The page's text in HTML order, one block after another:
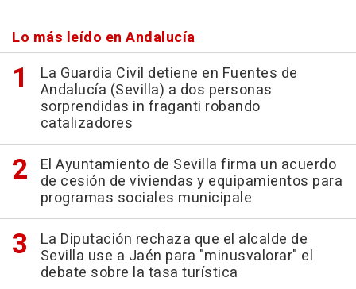
Lo más leído en Andalucía
La Guardia Civil detiene en Fuentes de
Andalucía (Sevilla) a dos personas
sorprendidas in fraganti robando
catalizadores
El Ayuntamiento de Sevilla firma un acuerdo
de cesión de viviendas y equipamientos para
programas sociales municipale
La Diputación rechaza que el alcalde de
Sevilla use a Jaén para "minusvalorar" el
debate sobre la tasa turística